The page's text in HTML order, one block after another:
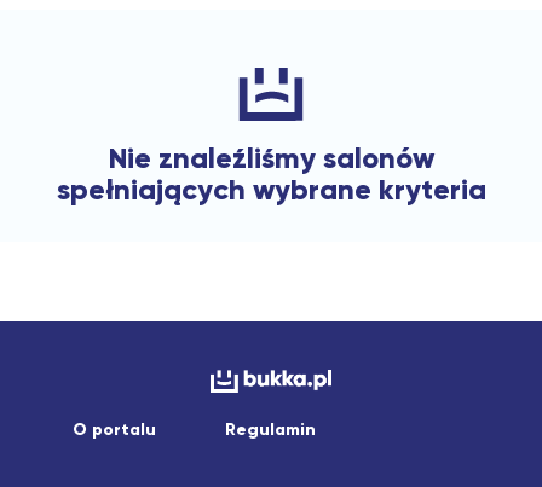
Nie znaleźliśmy salonów
spełniających wybrane kryteria
O portalu Regulamin